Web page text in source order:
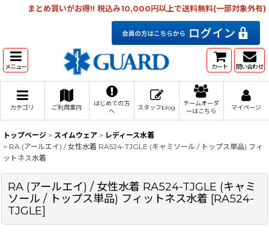
まとめ買いがお得!! 税込み10,000円以上で送料無料(一部対象外有)
メニュー カート 問い合わせ
カテゴリ ご利用案内
はじめての方
へ
スタッフblog
チームオーダ
ーはこちら
マイページ
トップページ > スイムウェア > レディース水着
> RA (アールエイ) / 女性水着 RA524-TJGLE (キャミソール / トップス単品) フィ
ットネス水着
RA (アールエイ) / 女性水着 RA524-TJGLE (キャミ
ソール / トップス単品) フィットネス水着 [RA524-
TJGLE]